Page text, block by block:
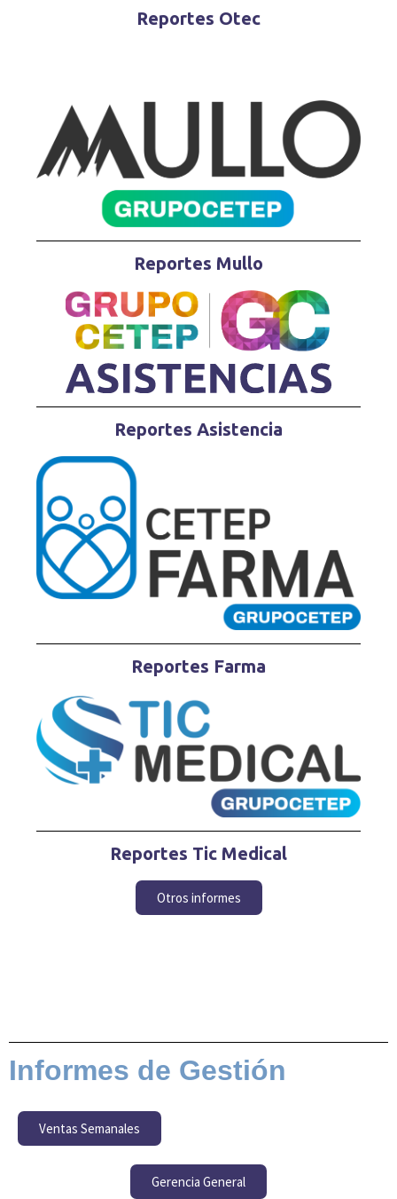
Reportes Otec
Reportes Mullo
Reportes Asistencia
Reportes Farma
Reportes Tic Medical
Otros informes
Informes de Gestión
Ventas Semanales
Gerencia General